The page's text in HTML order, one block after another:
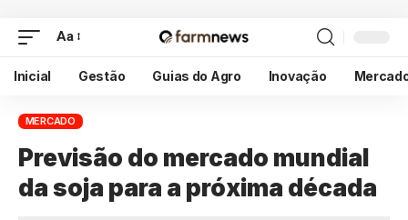
Aa
Inicial Gestão Guias do Agro Inovação
MERCADO
Previsão do mercado mundial
da soja para a próxima década